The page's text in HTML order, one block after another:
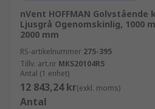
nVent HOFFMAN
Ljusgrå Ogenomskinlig, 1000
2000 mm
RS-artikelnummer 275-395
Tillv. art.nr MKS20104R5
Antal (1 enhet)
12 843,24 kr(exkl. moms)
Antal